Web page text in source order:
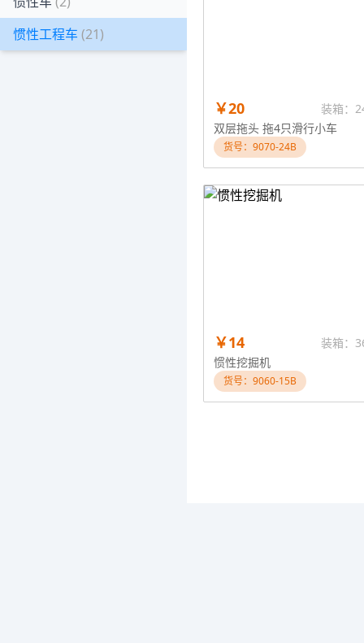
惯性工程车 (21)
￥20
装箱：
双层拖头 拖4只滑行小车
货号：9070-24B
￥14
装箱：
惯性挖掘机
货号：9060-15B